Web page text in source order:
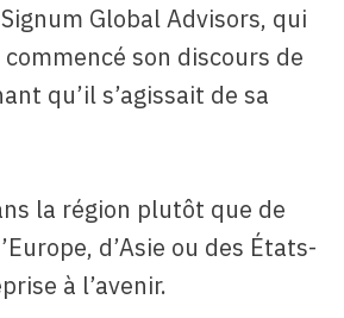
Global Advisors, qui
son discours de
qu’il s’agissait de sa
la région plutôt que de
d’Asie ou des États-
à l’avenir.